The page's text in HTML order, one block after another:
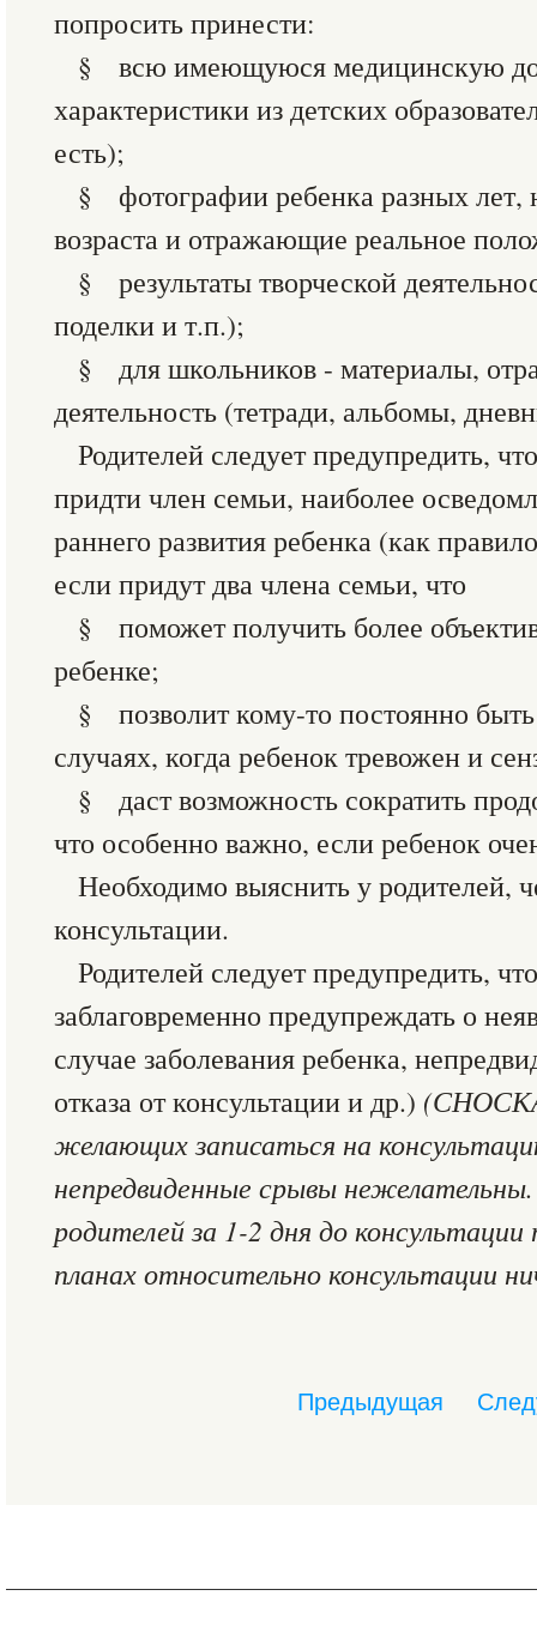
попросить принести:
§ всю имеющуюся медицинскую
характеристики из детских
есть);
§ фотографии ребенка разных лет,
возраста и отражающие реальное
§ результаты творческой
поделки и т.п.);
§ для школьников - материалы,
деятельность (тетради, альбомы,
Родителей следует предупредить,
придти член семьи, наиболее
раннего развития ребенка (как
если придут два члена семьи, что
§ поможет получить более
ребенке;
§ позволит кому-то постоянно
случаях, когда ребенок тревожен и
§ даст возможность сократить
что особенно важно, если ребенок
Необходимо выяснить у родителей,
консультации.
Родителей следует предупредить,
заблаговременно предупреждать о
случае заболевания ребенка,
отказа от консультации и др.)
желающих записаться на
непредвиденные срывы
родителей за 1-2 дня до
планах относительно консультации
Предыдущая